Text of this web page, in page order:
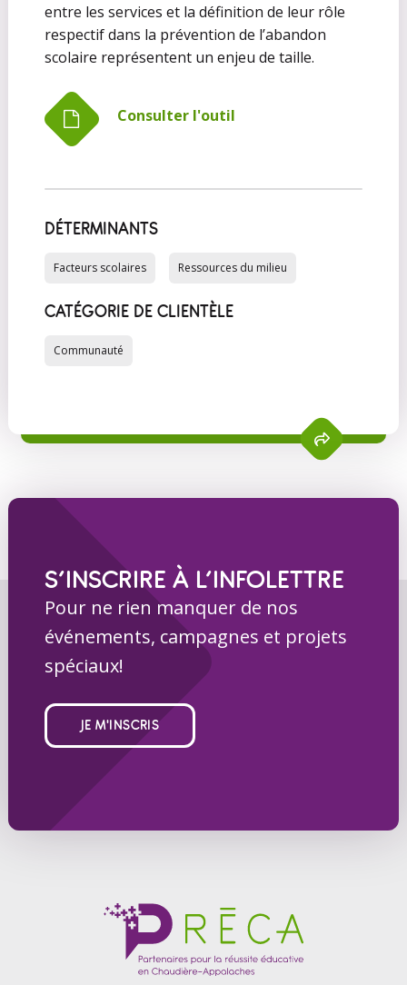
entre les services et la définition de leur rôle
respectif dans la prévention de l’abandon
scolaire représentent un enjeu de taille.
Consulter l'outil
DÉTERMINANTS
Facteurs scolaires Ressources du milieu
CATÉGORIE DE CLIENTÈLE
Communauté
S’INSCRIRE À L’INFOLETTRE
Pour ne rien manquer de nos
événements, campagnes et projets
spéciaux!
JE M'INSCRIS